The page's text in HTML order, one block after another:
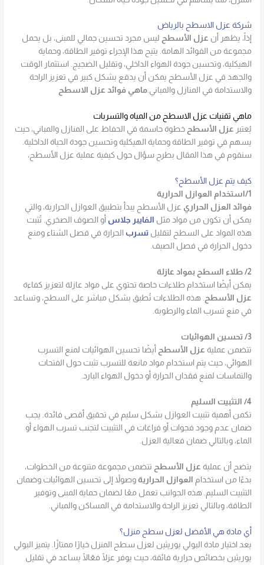
شركة عزل الاسطح بالرياض
إذاً، يظهر أن عزل الأسطح ليس مجرد تحسين جمالي للمبنى، بل يحمل
مجموعة من الفوائد الهامة. يتيح هذا الإجراء توفير الطاقة، وحماية
الهيكلية، وتحسين جودة الهواء الداخلي، وتقليل الضجيج. استثمار الوقت
والجهد في عزل الأسطح يمكن أن يدفع بشكل كبير في تعزيز الراحة
والاستدامة في المنازل والمباني.ماهي فوائد عزل الاسطح
ماهي تقنيات عزل الاسطح من المياه والتسربات
يُعتبر عزل الأسطح خطوة حاسمة في الحفاظ على المنازل والمباني، حيث
يسهم في توفير الطاقة وحماية الهيكلية وتحسين جودة الحياة الداخلية.
سنقوم في هذا المقال بطرح سؤال حول كيفية عملية عزل الأسطح،
كيف يتم عزل الأسطح؟
1/استخدام العوازل الحرارية
فوائد العزل الحراري عزل الأسطح يبدأ بتطبيق العوازل الحرارية، والتي
يمكن أن تكون من مواد مثل الفايبر جلاس أو الصوف الصخري. تُثبت
هذه المواد على السطح لتقليلتسرب الحرارة في فصل الشتاء ومنع
دخول الحرارة في فصل الصيف.
2/ طلاء السطح بمواد عازلة
يمكن أيضًا استخدام طلاءات خاصة تحتوي على مواد عازلة لتعزيز كفاءة
عزل الأسطح. هذه الطلاءات تُطبق بشكل مباشر على السطح، وتساعد
في منع تسرب الماء والرطوبة.
3/ تحسين الهوائيات
تتضمن عملية عزل الأسطح أيضًا تحسين الهوائيات لمنع التسرب
الهوائي، حيث يتم استخدام مواد مانعة للتسرب تثبت حول الفتحات
والتماسات لمنع فقدان الحرارة أو دخول الهواء البارد.
4/ التثبيت السليم
تكمن أهمية تثبيت العوازل بشكل سليم في تحقيق أقصى فائدة. يجب
ضمان عدم وجود فجوات أو فراغات في التثبيت لتجنب تسرب الهواء أو
الماء، وبالتالي ضمان فعالية العزل.
يتضح أن عملية عزل الأسطح تتضمن مجموعة متنوعة من الخطوات،
بدءًا من استخدام العوازل الحرارية وصولاً إلى تحسين الهوائيات وضمان
التثبيت السليم. هذه الجوانب تعمل معًا لضمان حماية المبنى وتوفير
الطاقة، وبالتالي تعزيز الراحة والاستدامة في المساكن والمباني.
أي مادة هي الأفضل لعزل سطح منزل؟
يعد اختيار مادة البولي يوريثين لعزل سطح المنزل خيارًا ممتازًا. يتميز البولي
يوريثين بخصائص حرارية فائقة، حيث يوفر عزلًا فعّالًا يساعد في تقليل